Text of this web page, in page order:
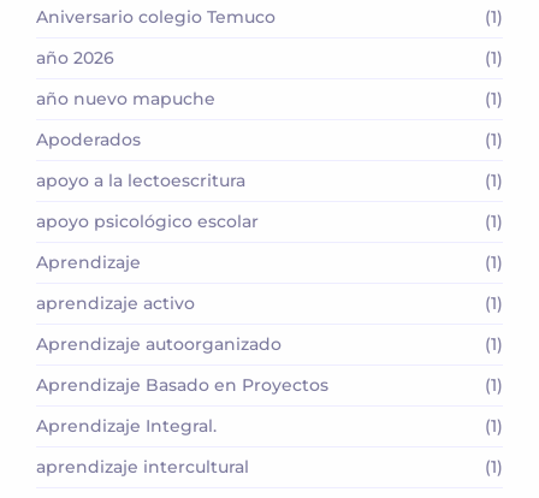
Aniversario colegio Temuco
(1)
año 2026
(1)
año nuevo mapuche
(1)
Apoderados
(1)
apoyo a la lectoescritura
(1)
apoyo psicológico escolar
(1)
Aprendizaje
(1)
aprendizaje activo
(1)
Aprendizaje autoorganizado
(1)
Aprendizaje Basado en Proyectos
(1)
Aprendizaje Integral.
(1)
aprendizaje intercultural
(1)